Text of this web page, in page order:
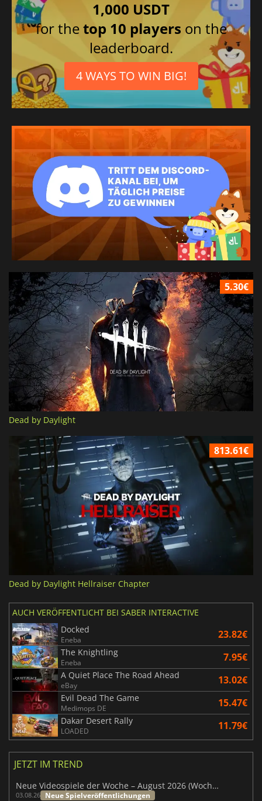
1,000 USDT
for thetop 10 players on the
leaderboard.
4 WAYS TO WIN BIG!
5.30€
Dead by Daylight
813.61€
Dead by Daylight Hellraiser Chapter
AUCH VERÖFFENTLICHT BEI SABER INTERACTIVE
Docked
Eneba 23.82€
The Knightling
Eneba 7.95€
A Quiet Place The Road Ahead
eBay 13.02€
Evil Dead The Game
Medimops DE 15.47€
Dakar Desert Rally
LOADED 11.79€
JETZT IM TREND
Neue Videospiele der Woche – August 2026 (Woche 32)
03.08.26 Neue Spielveröffentlichungen